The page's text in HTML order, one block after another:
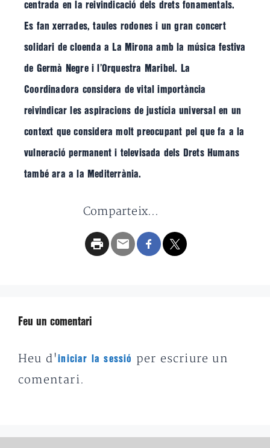
centrada en la reivindicació dels drets fonamentals.
Es fan xerrades, taules rodones i un gran concert
solidari de cloenda a La Mirona amb la música festiva
de Germà Negre i l’Orquestra Maribel. La
Coordinadora considera de vital importància
reivindicar les aspiracions de justícia universal en un
context que considera molt preocupant pel que fa a la
vulneració permanent i televisada dels Drets Humans
també ara a la Mediterrània.
Comparteix...
Feu un comentari
Heu d'iniciar la sessió
per escriure un
comentari.